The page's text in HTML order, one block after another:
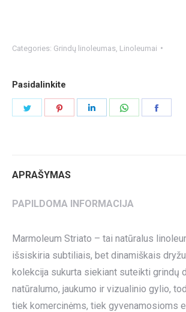
Categories: Grindų linoleumas Linoleumai
Pasidalinkite
APRAŠYMAS
PAPILDOMA INFORMACIJA
Marmoleum Striato – tai natūralus
išsiskiria subtiliais, bet dinamiškais
kolekcija sukurta siekiant suteikti grindų
natūralumo, jaukumo ir vizualinio gylio,
tiek komercinėms, tiek gyvenamosioms